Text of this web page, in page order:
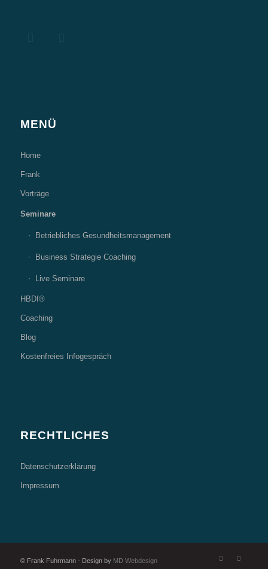
MENÜ
Home
Frank
Vorträge
Seminare
Betriebliches Gesundheitsmanagement
Business Strategie Coaching
Live Seminare
HBDI®
Coaching
Blog
Kostenfreies Infogespräch
RECHTLICHES
Datenschutzerklärung
Impressum
© Frank Fuhrmann - Design by MD Webdesign